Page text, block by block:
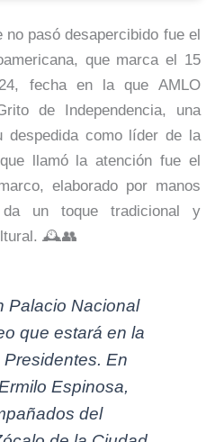
pasó desapercibido fue el
que marca el 15
fecha en la que AMLO
de Independencia, una
despedida como líder de la
llamó la atención fue el
elaborado por manos
un toque tradicional y
🕰️👥
Palacio Nacional
que estará en la
En
Espinosa,
del